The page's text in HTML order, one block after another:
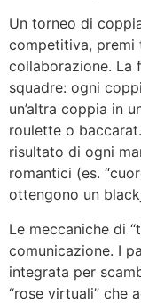
Un torneo di
competitiva, premi
collaborazione. La
squadre: ogni
un’altra coppia in
roulette o
risultato di ogni
romantici (es.
ottengono un
Le meccaniche di
comunicazione. I
integrata per
“rose virtuali” che